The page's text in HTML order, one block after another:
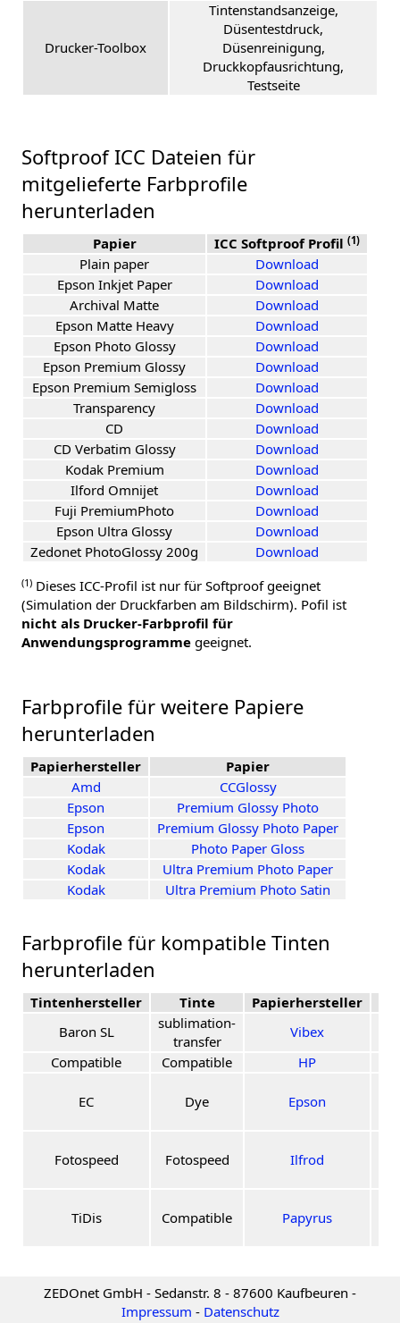
Drucker-Toolbox
Tintenstandsanzeige,
Düsentestdruck,
Düsenreinigung,
Druckkopfausrichtung,
Testseite
Softproof ICC Dateien für
mitgelieferte Farbprofile
herunterladen
Papier ICC Softproof Profil (1)
Plain paper
Download
Epson Inkjet Paper
Download
Archival Matte
Download
Epson Matte Heavy
Download
Epson Photo Glossy
Download
Epson Premium Glossy
Download
Epson Premium Semigloss
Download
Transparency
Download
CD
Download
CD Verbatim Glossy
Download
Kodak Premium
Download
Ilford Omnijet
Download
Fuji PremiumPhoto
Download
Epson Ultra Glossy
Download
Zedonet PhotoGlossy 200g
Download
(1) Dieses ICC-Profil ist nur für Softproof geeignet
(Simulation der Druckfarben am Bildschirm). Pofil ist
nicht als Drucker-Farbprofil für
Anwendungsprogramme geeignet.
Farbprofile für weitere Papiere
herunterladen
Papierhersteller
Papier
Amd
CCGlossy
Epson
Premium Glossy Photo
Epson
Premium Glossy Photo Paper
Kodak
Photo Paper Gloss
Kodak
Ultra Premium Photo Paper
Kodak
Ultra Premium Photo Satin
Farbprofile für kompatible Tinten
herunterladen
Tintenhersteller Tinte Papierhersteller
Baron SL
sublimation-
transfer
Vibex
Compatible
Compatible HP
EC Dye Epson
Fotospeed Fotospeed Ilfrod
TiDis Compatible Papyrus
ZEDOnet GmbH - Sedanstr. 8 - 87600 Kaufbeuren -
Impressum - Datenschutz